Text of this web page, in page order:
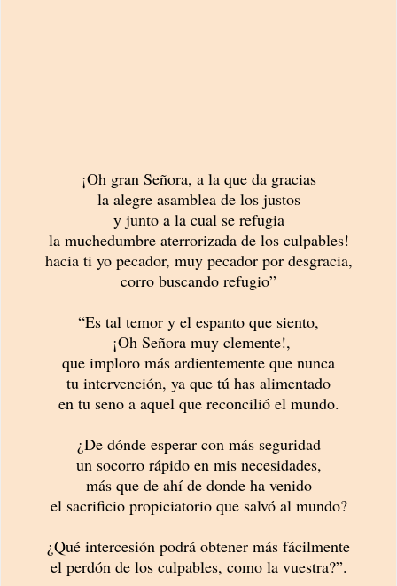
¡Oh gran Señora, a la que da gracias
la alegre asamblea de los justos
y junto a la cual se refugia
la muchedumbre aterrorizada de los culpables!
hacia ti yo pecador, muy pecador por desgracia,
corro buscando refugio”
“Es tal temor y el espanto que siento,
¡Oh Señora muy clemente!,
que imploro más ardientemente que nunca
tu intervención, ya que tú has alimentado
en tu seno a aquel que reconcilió el mundo.
¿De dónde esperar con más seguridad
un socorro rápido en mis necesidades,
más que de ahí de donde ha venido
el sacrificio propiciatorio que salvó al mundo?
¿Qué intercesión podrá obtener más fácilmente
el perdón de los culpables, como la vuestra?”.